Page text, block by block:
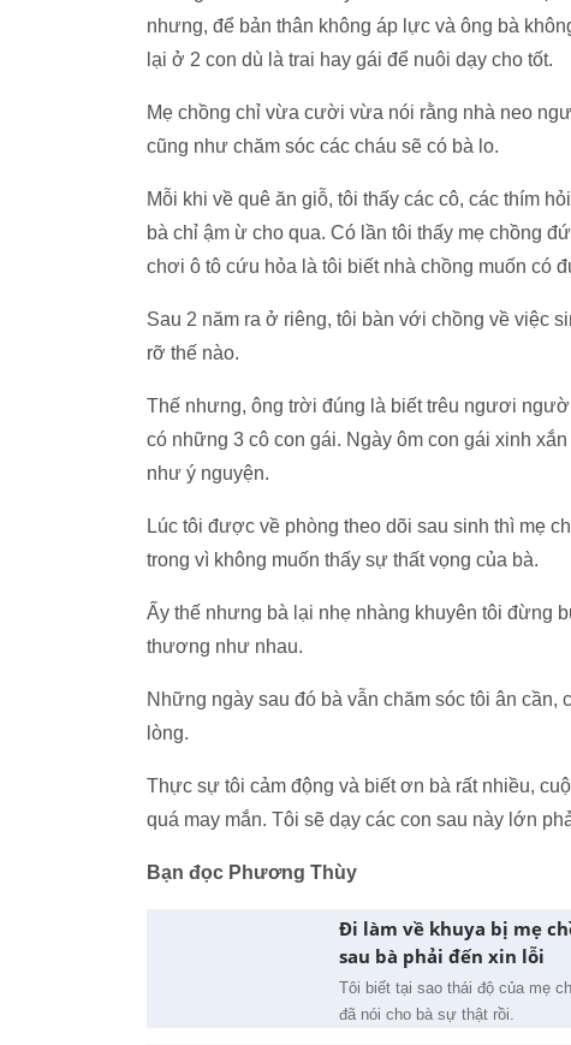
nhưng, để bản thân không áp lực và ông bà
lại ở 2 con dù là trai hay gái để nuôi dạy cho tốt.
Mẹ chồng chỉ vừa cười vừa nói rằng nhà neo
cũng như chăm sóc các cháu sẽ có bà lo.
Mỗi khi về quê ăn giỗ, tôi thấy các cô, các thím
bà chỉ ậm ừ cho qua. Có lần tôi thấy mẹ chồng
chơi ô tô cứu hỏa là tôi biết nhà chồng muốn có
Sau 2 năm ra ở riêng, tôi bàn với chồng về việc
rỡ thế nào.
Thế nhưng, ông trời đúng là biết trêu ngươi
có những 3 cô con gái. Ngày ôm con gái xinh
như ý nguyện.
Lúc tôi được về phòng theo dõi sau sinh thì mẹ
trong vì không muốn thấy sự thất vọng của bà.
Ấy thế nhưng bà lại nhẹ nhàng khuyên tôi đừng
thương như nhau.
Những ngày sau đó bà vẫn chăm sóc tôi ân
lòng.
Thực sự tôi cảm động và biết ơn bà rất nhiều,
quá may mắn. Tôi sẽ dạy các con sau này lớn
Bạn đọc Phương Thùy
Đi làm về khuya bị mẹ
sau bà phải đến xin lỗi
Tôi biết tại sao thái độ của mẹ
đã nói cho bà sự thật rồi.